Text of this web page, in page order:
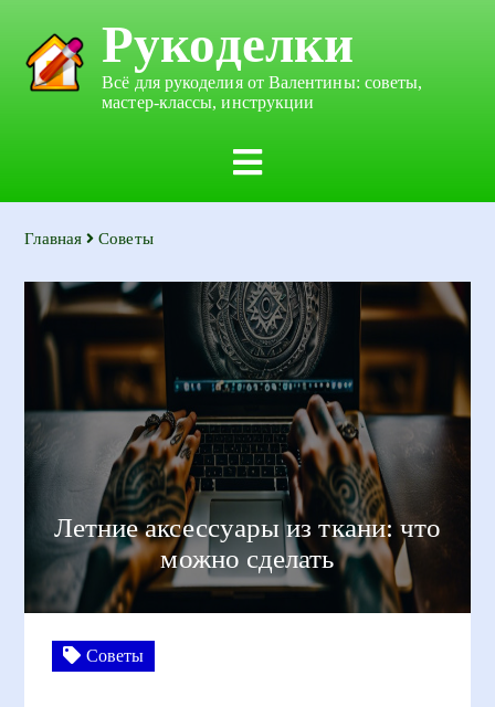
Рукоделки
Всё для рукоделия от Валентины: советы,
мастер-классы, инструкции
Главная Советы
Летние аксессуары из ткани: что
можно сделать
Советы